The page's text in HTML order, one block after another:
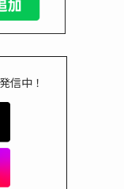
信中！